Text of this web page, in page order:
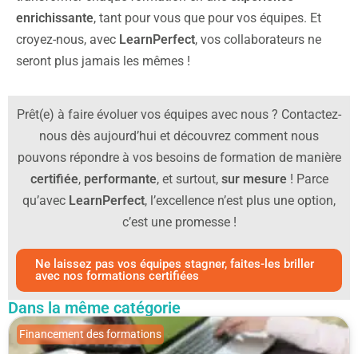
enrichissante, tant pour vous que pour vos équipes. Et
croyez-nous, avec LearnPerfect, vos collaborateurs ne
seront plus jamais les mêmes !
Prêt(e) à faire évoluer vos équipes avec nous ? Contactez-
nous dès aujourd’hui et découvrez comment nous
pouvons répondre à vos besoins de formation de manière
certifiée, performante, et surtout, sur mesure ! Parce
qu’avec LearnPerfect, l’excellence n’est plus une option,
c’est une promesse !
Ne laissez pas vos équipes stagner, faites-les briller
avec nos formations certifiées
Dans la même catégorie
Financement des formations